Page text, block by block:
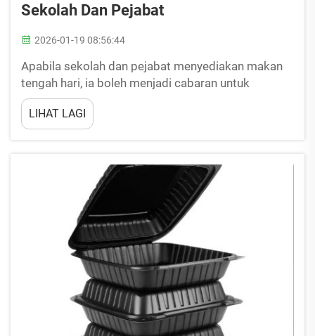
Sekolah Dan Pejabat
2026-01-19 08:56:44
Apabila sekolah dan pejabat menyediakan makan
tengah hari, ia boleh menjadi cabaran untuk
mencari kotak makan yang menjimatkan kos serta
mesra alam. Empat perkataan untuk anda: kotak
makan tunggal. Apakah kelebihan membeli kotak
LIHAT LAGI